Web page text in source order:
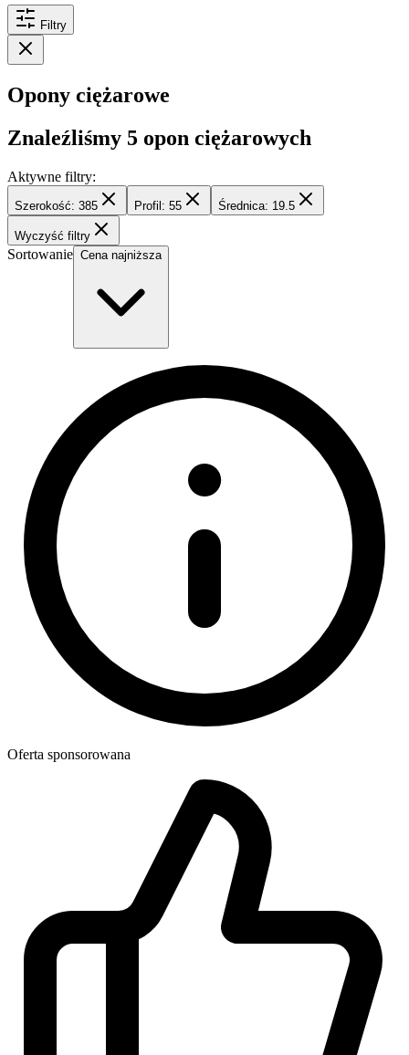
Filtry
Opony ciężarowe
Znaleźliśmy 5 opon ciężarowych
Aktywne filtry:
Szerokość: 385 Profil: 55 Średnica: 19.5
Wyczyść filtry
Sortowanie Cena najniższa
Oferta sponsorowana